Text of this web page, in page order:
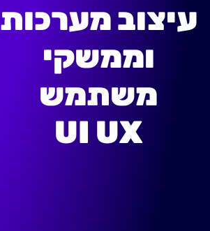
עיצוב מערכות
וממשקי
משתמש
UI UX